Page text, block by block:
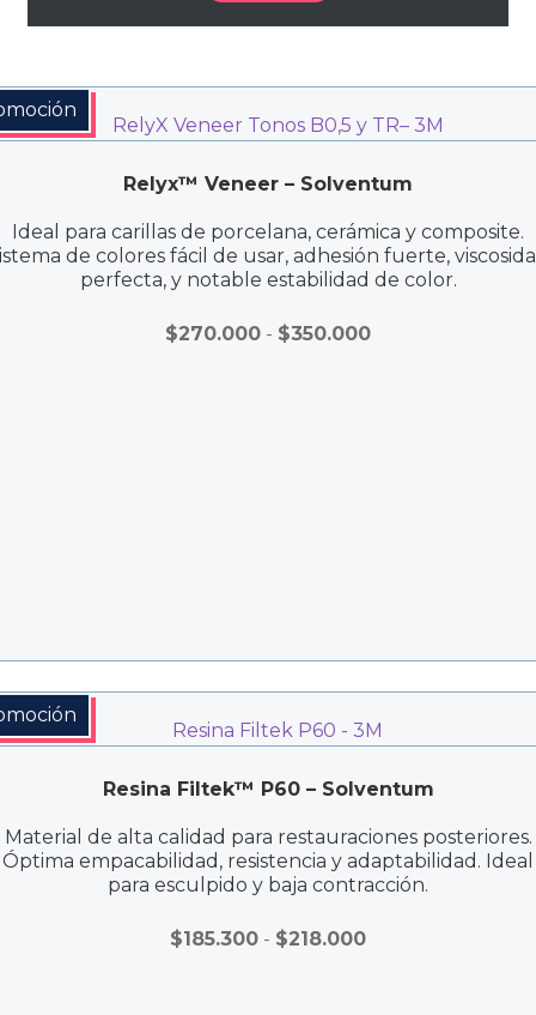
Relyx™ Veneer – Solventum
Ideal para carillas de porcelana, cerámica y composite.
de colores fácil de usar, adhesión fuerte,
perfecta, y notable estabilidad de color.
$270.000 - $350.000Rango
Resina Filtek™ P60 – Solventum
Material de alta calidad para restauraciones posteriores.
Óptima empacabilidad, resistencia y adaptabilidad. Ideal
para esculpido y baja contracción.
$185.300 - $218.000Rango